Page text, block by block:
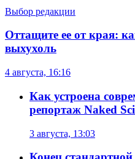
Выбор редакции
Оттащите ее от края:
выхухоль
4 августа, 16:16
Как устроена
репортаж Naked
3 августа, 13:03